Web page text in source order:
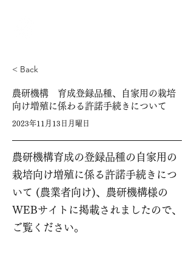
< Back
農研機構 育成登録品種、自家用の栽培
向け増殖に係わる許諾手続きについて
2023年11月13日月曜日
農研機構育成の登録品種の自家用の
栽培向け増殖に係る許諾手続きにつ
いて (農業者向け)、農研機構様の
WEBサイトに掲載されましたので、
ご覧ください。